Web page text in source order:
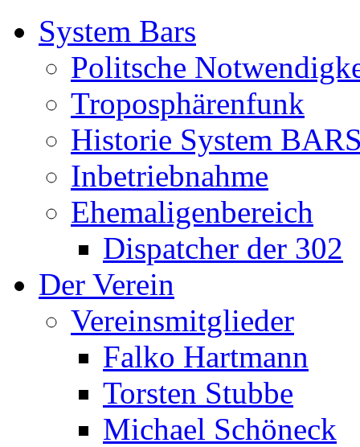
System Bars
Politsche
Troposphärenfunk
Historie System
Inbetriebnahme
Ehemaligenbereich
Dispatcher der 302
Der Verein
Vereinsmitglieder
Falko Hartmann
Torsten Stubbe
Michael Schöneck